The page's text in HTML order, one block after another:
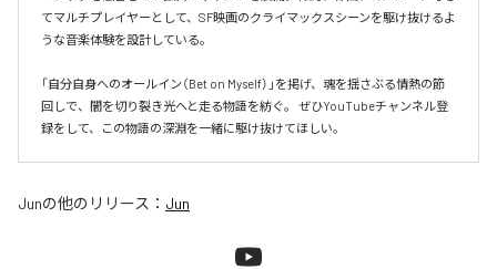
てマルチプレイヤーとして、SF映画のクライマックスシーンを駆け抜けるよ
うな音楽体験を設計している。
「自分自身へのオールイン（Bet on Myself）」を掲げ、魂を揺さぶる情熱の節
回しで、闇を切り裂き光へと走る物語を紡ぐ。 ぜひYouTubeチャンネル登
録をして、この物語の深淵を一緒に駆け抜けてほしい。
Junの他のリリース： Jun